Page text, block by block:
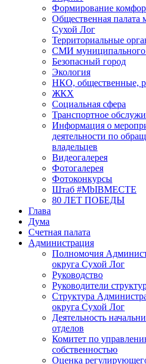
Формирование
Общественная палата
Сухой Лог
Территориальные
СМИ муниципального
Безопасный город
Экология
НКО, общественные,
ЖКХ
Социальная сфера
Транспортное
Информация о
деятельности по
владельцев
Видеогалерея
Фотогалерея
Фотоконкурсы
Штаб #MbIBMECTE
80 ЛЕТ ПОБЕДЫ
Глава
Дума
Счетная палата
Администрация
Полномочия
округа Сухой Лог
Руководство
Руководители
Структура
округа Сухой Лог
Деятельность
отделов
Комитет по
собственностью
Оценка